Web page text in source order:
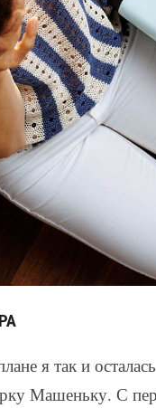
я так и
Машеньку. С